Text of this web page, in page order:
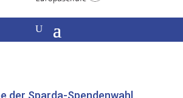
der Sparda-Spendenwahl